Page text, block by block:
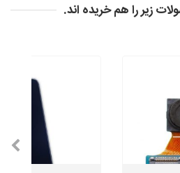
زیر را هم خریده اند.